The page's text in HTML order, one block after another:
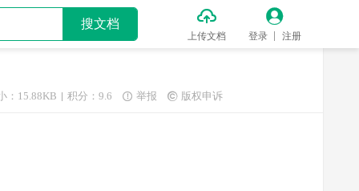
搜文档 
上传文档

登录 注册
：15.88KB 积分：9.6  举报  版权申诉